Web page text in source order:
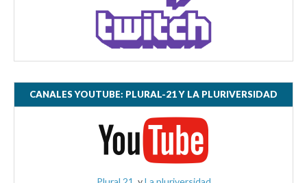
CANALES YOUTUBE: PLURAL-21 Y LA PLURIVERSIDAD